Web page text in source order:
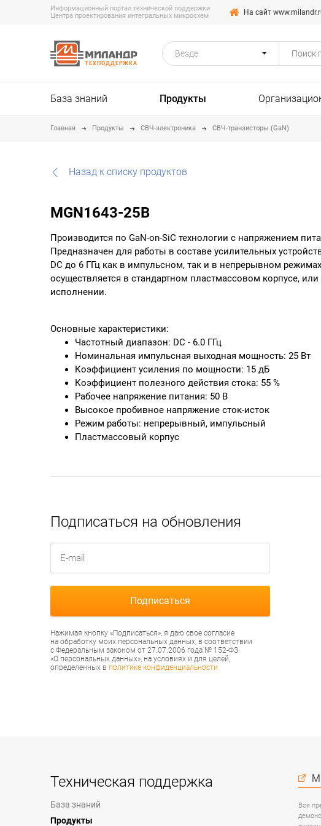
Информационный портал технической поддержки
Центра проектирования интегральных микросхем
На сайт
ТЕХПОДДЕРЖКА
Везде
База знаний Продукты
Главная Продукты СВЧ-электроника СВЧ-транзисторы (GaN)
Назад к списку продуктов
MGN1643-25B
Производится по GaN-on-SiC технологии с напряжением
Предназначен для работы в составе усилительных
DC до 6 ГГц как в импульсном, так и в непрерывном
осуществляется в стандартном пластмассовом корпусе,
исполнении.
Основные характеристики:
Частотный диапазон: DC - 6.0 ГГц
Номинальная импульсная выходная мощность: 25 Вт
Коэффициент усиления по мощности: 15 дБ
Коэффициент полезного действия стока: 55 %
Рабочее напряжение питания: 50 В
Высокое пробивное напряжение сток-исток
Режим работы: непрерывный, импульсный
Пластмассовый корпус
Подписаться на обновления
Нажимая кнопку «Подписаться», я даю свое согласие
на обработку моих персональных данных, в соответствии
с Федеральным законом от 27.07.2006 года № 152-ФЗ
«О персональных данных», на условиях и для целей,
определенных в политике конфиденциальности
Техническая поддержка
База знаний
Продукты
Вся